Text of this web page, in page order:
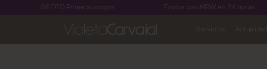
6€ DTO Primera compra Envíos con MRW en 24 horas
Servicios Actualidad